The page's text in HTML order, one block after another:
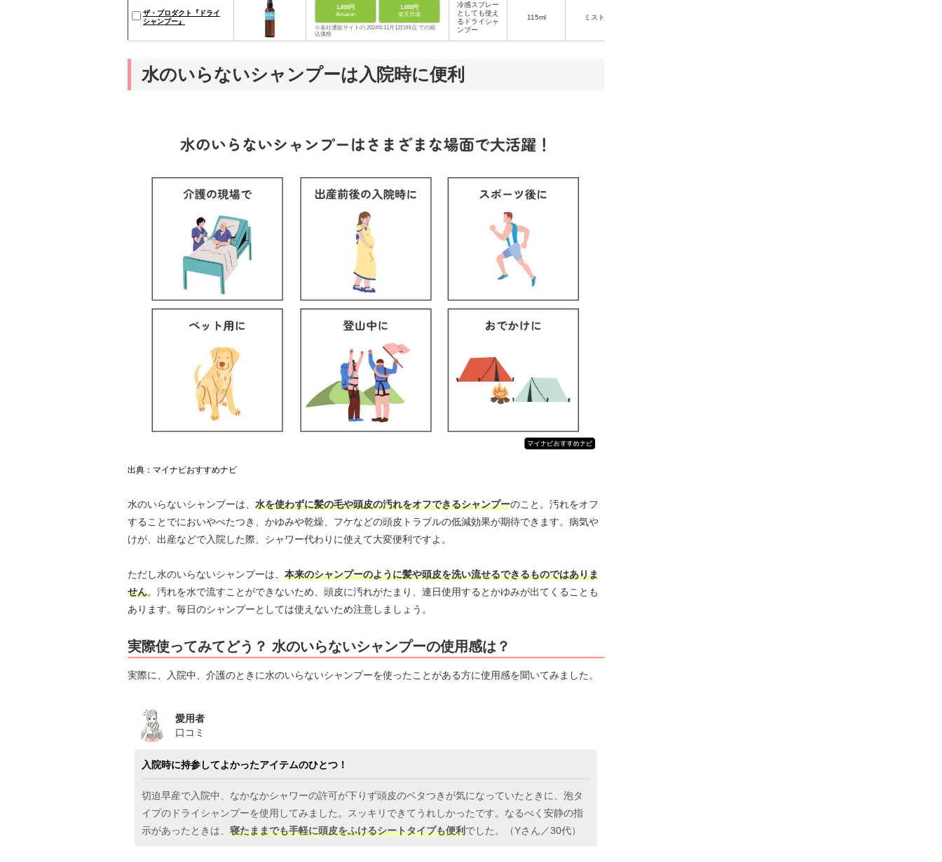
ザ・プロダクト『ドライ
シャンプー』
1,650円
Amazon
1,650円
楽天市場
※各社通販サイトの 2024年11月12日時点 での税
込価格
冷感スプレー
としても使え
るドライシャ
ンプー
115ml ミスト
水のいらないシャンプーは入院時に便利
出典：マイナビおすすめナビ
水のいらないシャンプーは、 水を使わずに髪の毛や頭皮の汚れをオフできるシャンプーのこと。汚れをオフ
することでにおいやべたつき、かゆみや乾燥、フケなどの頭皮トラブルの低減効果が期待できます。病気や
けが、出産などで入院した際、シャワー代わりに使えて大変便利ですよ。
ただし水のいらないシャンプーは、 本来のシャンプーのように髪や頭皮を洗い流せるできるものではありま
せん。汚れを水で流すことができないため、頭皮に汚れがたまり、連日使用するとかゆみが出てくることも
あります。毎日のシャンプーとしては使えないため注意しましょう。
実際使ってみてどう？ 水のいらないシャンプーの使用感は？
実際に、入院中、介護のときに水のいらないシャンプーを使ったことがある方に使用感を聞いてみました。
愛用者
口コミ
入院時に持参してよかったアイテムのひとつ！
切迫早産で入院中、なかなかシャワーの許可が下りず頭皮のベタつきが気になっていたときに、泡タ
イプのドライシャンプーを使用してみました。スッキリできてうれしかったです。なるべく安静の指
示があったときは、 寝たままでも手軽に頭皮をふけるシートタイプも便利でした。（Yさん／30代）